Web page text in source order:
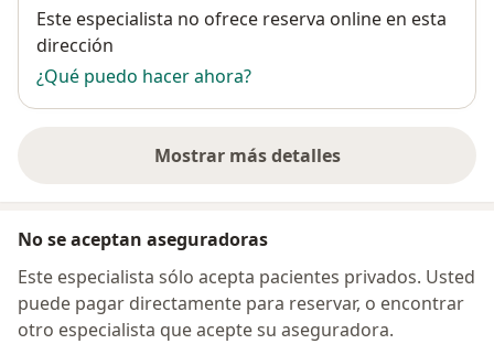
Disponibilidad
Este especialista no ofrece reserva online en esta
dirección
¿Qué puedo hacer ahora?
Mostrar más detalles
sobre la dirección
No se aceptan aseguradoras
Este especialista sólo acepta pacientes privados. Usted
puede pagar directamente para reservar, o encontrar
otro especialista que acepte su aseguradora.